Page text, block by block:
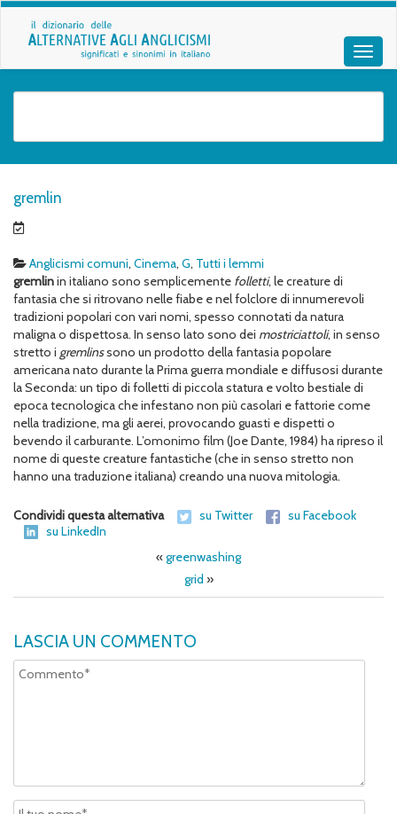
gremlin
Anglicismi comuni, Cinema, G, Tutti i lemmi
gremlinin italiano sono semplicemente folletti, le creature di
fantasia che si ritrovano nelle fiabe e nel folclore di innumerevoli
tradizioni popolari con vari nomi, spesso connotati da natura
maligna o dispettosa. In senso lato sono dei mostriciattoli, in senso
stretto i gremlinssono un prodotto della fantasia popolare
americana nato durante la Prima guerra mondiale e diffusosi durante
la Seconda: un tipo di folletti di piccola statura e volto bestiale di
epoca tecnologica che infestano non più casolari e fattorie come
nella tradizione, ma gli aerei, provocando guasti e dispetti o
bevendo il carburante. L’omonimo film (Joe Dante, 1984) ha ripreso il
nome di queste creature fantastiche (che in senso stretto non
hanno una traduzione italiana) creando una nuova mitologia.
Condividi questa alternativa su Twitter
su Facebook
su LinkedIn
«greenwashing
grid »
LASCIA UN COMMENTO